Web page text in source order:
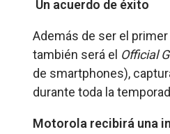
Un acuerdo de éxito
Además de ser el
también será el Official
de smartphones),
durante toda la
Motorola recibirá una